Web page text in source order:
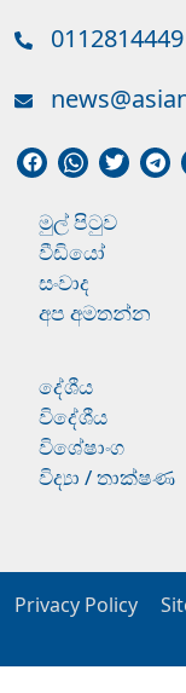
0112814449
මුල් පිටුව
වීඩියෝ
සංවාද
අප අමතන්න
දේශීය
විදේශීය
විශේෂාංග
විද්‍යා / තාක්ෂණ
Privacy Policy